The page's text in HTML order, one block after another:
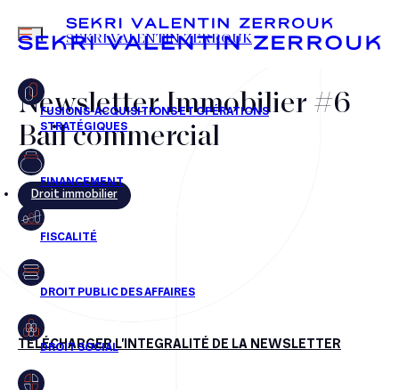
FR EN
MENU SEKRI VALENTIN ZERROUK
Newsletter Immobilier #6
Bail commercial
Droit immobilier
TÉLÉCHARGER L'INTEGRALITÉ DE LA NEWSLETTER